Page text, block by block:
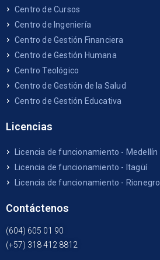
Centro de Cursos
Centro de Ingeniería
Centro de Gestión Financiera
Centro de Gestión Humana
Centro Teológico
Centro de Gestión de la Salud
Centro de Gestión Educativa
Licencias
Licencia de funcionamiento - Medellín
Licencia de funcionamiento - Itagüí
Licencia de funcionamiento - Rionegro
Contáctenos
(604) 605 01 90
(+57) 318 412 8812